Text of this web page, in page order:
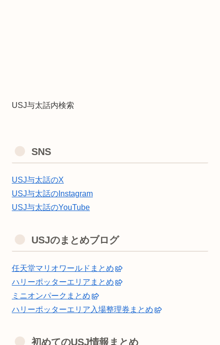
USJ与太話内検索
SNS
USJ与太話のX
USJ与太話のInstagram
USJ与太話のYouTube
USJのまとめブログ
任天堂マリオワールドまとめ
ハリーポッターエリアまとめ
ミニオンパークまとめ
ハリーポッターエリア入場整理券まとめ
初めてのUSJ情報まとめ